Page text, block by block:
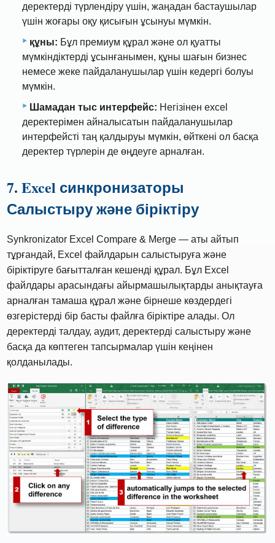
деректерді түрлендіру үшін, жаңадан бастаушылар
үшін жоғары оқу қисығын ұсынуы мүмкін.
құны: Бұл премиум құрал және ол қуатты
мүмкіндіктерді ұсынғанымен, құны шағын бизнес
немесе жеке пайдаланушылар үшін кедергі болуы
мүмкін.
Шамадан тыс интерфейс: Негізінен excel
деректерімен айналысатын пайдаланушылар
интерфейсті таң қалдыруы мүмкін, өйткені ол басқа
деректер түрлерін де өңдеуге арналған.
7. Excel синкронизаторы
Салыстыру және біріктіру
Synkronizator Excel Compare & Merge — аты айтып
тұрғандай, Excel файлдарын салыстыруға және
біріктіруге бағытталған кешенді құрал. Бұл Excel
файлдары арасындағы айырмашылықтарды анықтауға
арналған тамаша құрал және бірнеше көздердегі
өзгерістерді бір басты файлға біріктіре алады. Ол
деректерді талдау, аудит, деректерді салыстыру және
басқа да көптеген тапсырмалар үшін кеңінен
қолданылады.